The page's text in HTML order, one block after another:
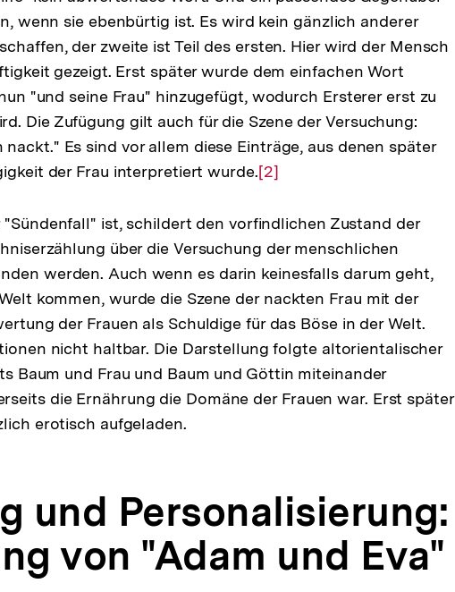
wenn sie ebenbürtig ist. Es wird kein gänzlich anderer
der zweite ist Teil des ersten. Hier wird der Mensch
gezeigt. Erst später wurde dem einfachen Wort
"und seine Frau" hinzugefügt, wodurch Ersterer erst zu
Die Zufügung gilt auch für die Szene der Versuchung:
Es sind vor allem diese Einträge, aus denen später
der Frau interpretiert wurde.Zur
der
Fußnote
[2]
"Sündenfall" ist, schildert den vorfindlichen Zustand der
über die Versuchung der menschlichen
werden. Auch wenn es darin keinesfalls darum geht,
kommen, wurde die Szene der nackten Frau mit der
der Frauen als Schuldige für das Böse in der Welt.
nicht haltbar. Die Darstellung folgte altorientalischer
Baum und Frau und Baum und Göttin miteinander
die Ernährung die Domäne der Frauen war. Erst später
erotisch aufgeladen.
und Personalisierung:
von "Adam und Eva"